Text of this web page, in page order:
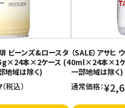
ビーンズ&ロースタ
本×2ケース (4
地域は除く)
（税込）
（SALE）アサヒ
0ml×24本×1ケ
一部地域は除く)
通常価格：